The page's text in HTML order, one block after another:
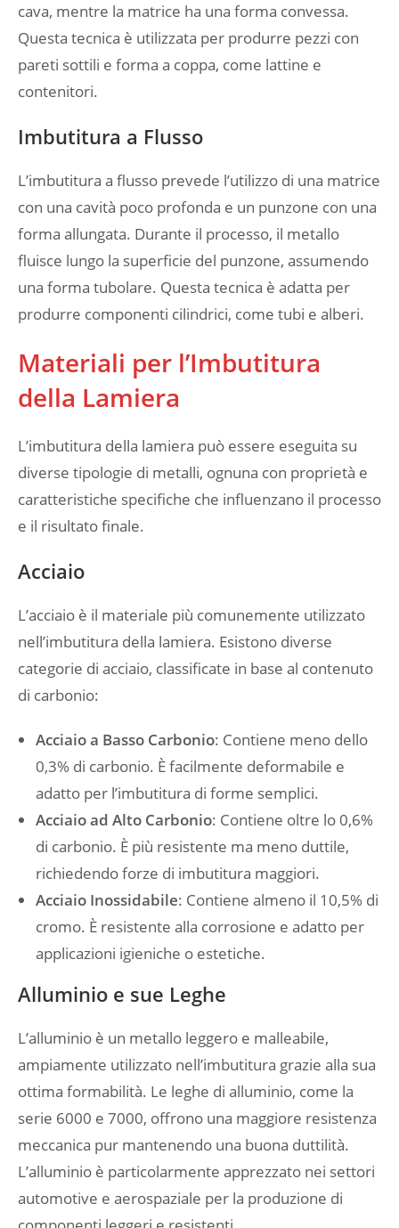
cava, mentre la matrice ha una forma convessa.
Questa tecnica è utilizzata per produrre pezzi con
pareti sottili e forma a coppa, come lattine e
contenitori.
Imbutitura a Flusso
L’imbutitura a flusso prevede l’utilizzo di una matrice
con una cavità poco profonda e un punzone con una
forma allungata. Durante il processo, il metallo
fluisce lungo la superficie del punzone, assumendo
una forma tubolare. Questa tecnica è adatta per
produrre componenti cilindrici, come tubi e alberi.
Materiali per l’Imbutitura
della Lamiera
L’imbutitura della lamiera può essere eseguita su
diverse tipologie di metalli, ognuna con proprietà e
caratteristiche specifiche che influenzano il processo
e il risultato finale.
Acciaio
L’acciaio è il materiale più comunemente utilizzato
nell’imbutitura della lamiera. Esistono diverse
categorie di acciaio, classificate in base al contenuto
di carbonio:
Acciaio a Basso Carbonio: Contiene meno dello
0,3% di carbonio. È facilmente deformabile e
adatto per l’imbutitura di forme semplici.
Acciaio ad Alto Carbonio: Contiene oltre lo 0,6%
di carbonio. È più resistente ma meno duttile,
richiedendo forze di imbutitura maggiori.
Acciaio Inossidabile: Contiene almeno il 10,5% di
cromo. È resistente alla corrosione e adatto per
applicazioni igieniche o estetiche.
Alluminio e sue Leghe
L’alluminio è un metallo leggero e malleabile,
ampiamente utilizzato nell’imbutitura grazie alla sua
ottima formabilità. Le leghe di alluminio, come la
serie 6000 e 7000, offrono una maggiore resistenza
meccanica pur mantenendo una buona duttilità.
L’alluminio è particolarmente apprezzato nei settori
automotive e aerospaziale per la produzione di